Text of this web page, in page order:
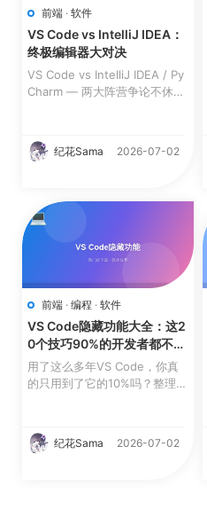
前端 · 软件
VS Code vs IntelliJ IDEA：
终极编辑器大对决
VS Code vs IntelliJ IDEA / Py
Charm — 两大阵营争论不休。
纪花Sama 2026-07-02
前端 · 编程 · 软件
VS Code隐藏功能大全：这2
0个技巧90%的开发者都不知
道
用了这么多年VS Code，你真
的只用到了它的10%吗？整理了
纪花Sama 2026-07-02